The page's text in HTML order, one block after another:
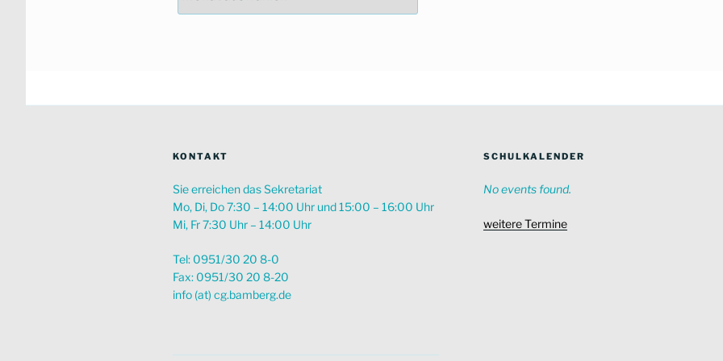
suchen
KONTAKT
Sie erreichen das Sekretariat
Mo, Di, Do 7:30 – 14:00 Uhr und 15:00 – 16:00 Uhr
Mi, Fr 7:30 Uhr – 14:00 Uhr
Tel: 0951/30 20 8-0
Fax: 0951/30 20 8-20
info (at) cg.bamberg.de
SCHULKALENDER
No events found.
weitere Termine